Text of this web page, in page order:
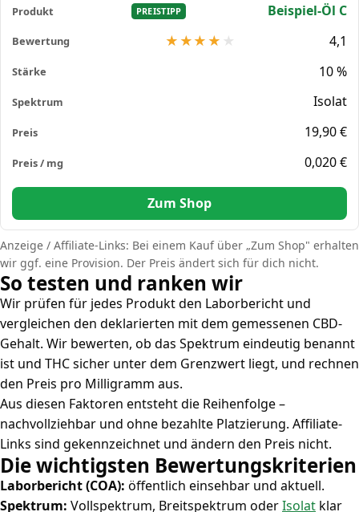
PREISTIPP
Beispiel-Öl C
4,1
10 %
Isolat
19,90 €
0,020 €
Zum Shop
Anzeige / Affiliate-Links: Bei einem Kauf über „Zum Shop" erhalten
wir ggf. eine Provision. Der Preis ändert sich für dich nicht.
So testen und ranken wir
Wir prüfen für jedes Produkt den Laborbericht und
vergleichen den deklarierten mit dem gemessenen CBD-
Gehalt. Wir bewerten, ob das Spektrum eindeutig benannt
ist und THC sicher unter dem Grenzwert liegt, und rechnen
den Preis pro Milligramm aus.
Aus diesen Faktoren entsteht die Reihenfolge –
nachvollziehbar und ohne bezahlte Platzierung. Affiliate-
Links sind gekennzeichnet und ändern den Preis nicht.
Die wichtigsten Bewertungskriterien
Laborbericht (COA): öffentlich einsehbar und aktuell.
Spektrum: Vollspektrum, Breitspektrum oderIsolat klar